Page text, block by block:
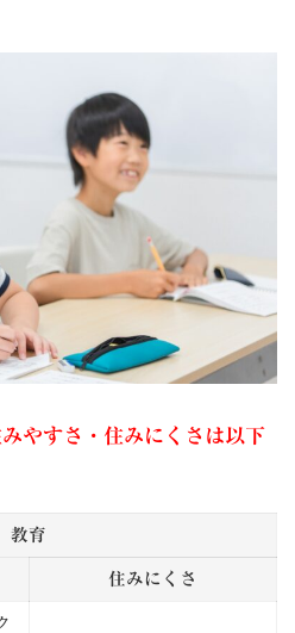
やすさ・住みにくさは以下
教育
住みにくさ